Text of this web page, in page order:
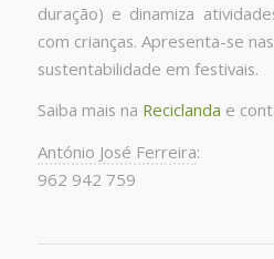
duração) e dinamiza
com crianças. Apresenta-se
sustentabilidade em festivais.
Saiba mais na Reciclanda e
António José Ferreira:
962 942 759